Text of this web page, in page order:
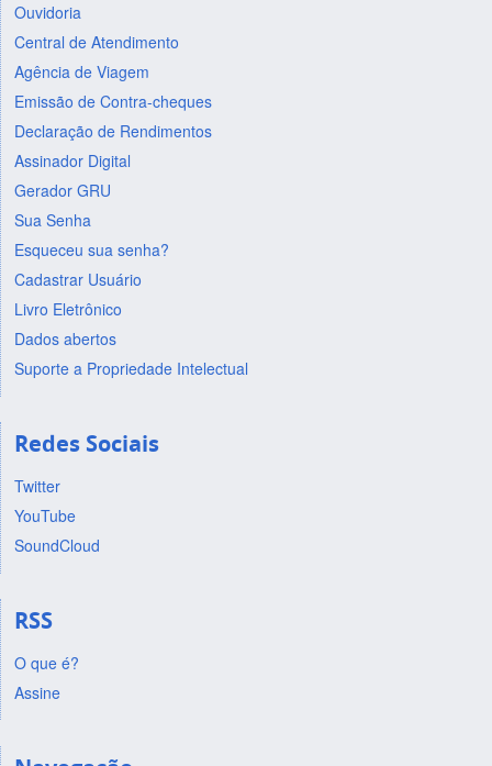
Ouvidoria
Central de Atendimento
Agência de Viagem
Emissão de Contra-cheques
Declaração de Rendimentos
Assinador Digital
Gerador GRU
Sua Senha
Esqueceu sua senha?
Cadastrar Usuário
Livro Eletrônico
Dados abertos
Suporte a Propriedade Intelectual
Redes Sociais
Twitter
YouTube
SoundCloud
RSS
O que é?
Assine